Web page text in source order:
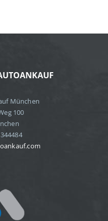
München
100